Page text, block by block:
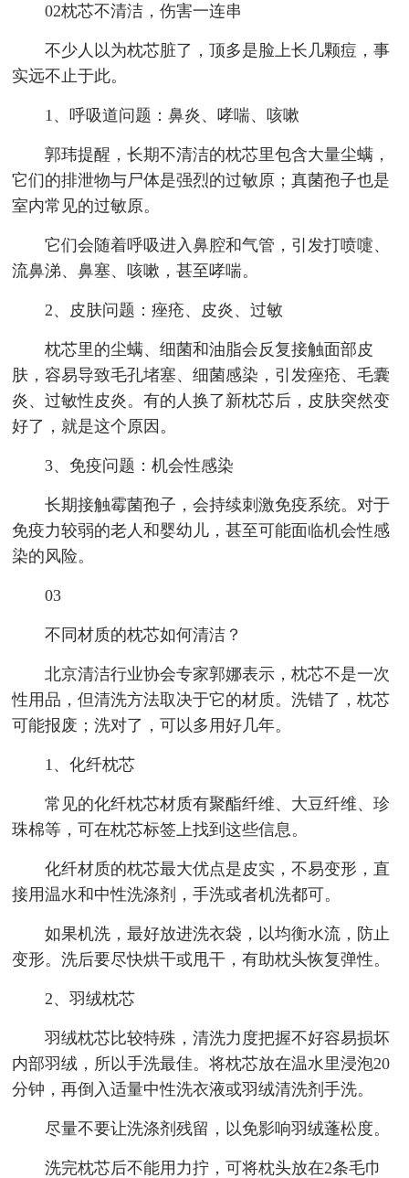
02枕芯不清洁，伤害一连串
不少人以为枕芯脏了，顶多是脸上长几颗痘，事
实远不止于此。
1、呼吸道问题：鼻炎、哮喘、咳嗽
郭玮提醒，长期不清洁的枕芯里包含大量尘螨，
它们的排泄物与尸体是强烈的过敏原；真菌孢子也是
室内常见的过敏原。
它们会随着呼吸进入鼻腔和气管，引发打喷嚏、
流鼻涕、鼻塞、咳嗽，甚至哮喘。
2、皮肤问题：痤疮、皮炎、过敏
枕芯里的尘螨、细菌和油脂会反复接触面部皮
肤，容易导致毛孔堵塞、细菌感染，引发痤疮、毛囊
炎、过敏性皮炎。有的人换了新枕芯后，皮肤突然变
好了，就是这个原因。
3、免疫问题：机会性感染
长期接触霉菌孢子，会持续刺激免疫系统。对于
免疫力较弱的老人和婴幼儿，甚至可能面临机会性感
染的风险。
03
不同材质的枕芯如何清洁？
北京清洁行业协会专家郭娜表示，枕芯不是一次
性用品，但清洗方法取决于它的材质。洗错了，枕芯
可能报废；洗对了，可以多用好几年。
1、化纤枕芯
常见的化纤枕芯材质有聚酯纤维、大豆纤维、珍
珠棉等，可在枕芯标签上找到这些信息。
化纤材质的枕芯最大优点是皮实，不易变形，直
接用温水和中性洗涤剂，手洗或者机洗都可。
如果机洗，最好放进洗衣袋，以均衡水流，防止
变形。洗后要尽快烘干或甩干，有助枕头恢复弹性。
2、羽绒枕芯
羽绒枕芯比较特殊，清洗力度把握不好容易损坏
内部羽绒，所以手洗最佳。将枕芯放在温水里浸泡20
分钟，再倒入适量中性洗衣液或羽绒清洗剂手洗。
尽量不要让洗涤剂残留，以免影响羽绒蓬松度。
洗完枕芯后不能用力拧，可将枕头放在2条毛巾